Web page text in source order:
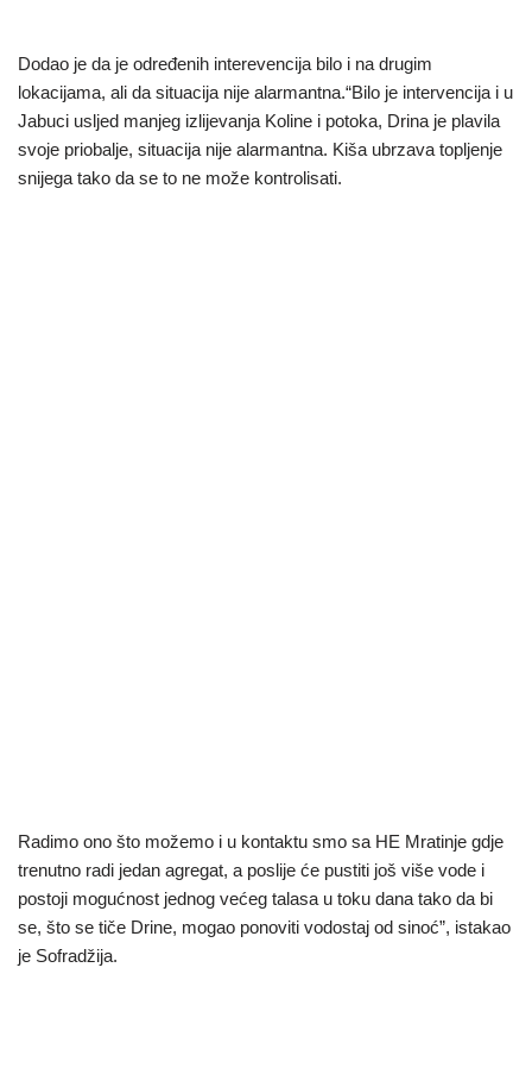
Dodao je da je određenih interevencija bilo i na drugim
lokacijama, ali da situacija nije alarmantna.“Bilo je intervencija i u
Jabuci usljed manjeg izlijevanja Koline i potoka, Drina je plavila
svoje priobalje, situacija nije alarmantna. Kiša ubrzava topljenje
snijega tako da se to ne može kontrolisati.
Radimo ono što možemo i u kontaktu smo sa HE Mratinje gdje
trenutno radi jedan agregat, a poslije će pustiti još više vode i
postoji mogućnost jednog većeg talasa u toku dana tako da bi
se, što se tiče Drine, mogao ponoviti vodostaj od sinoć”, istakao
je Sofradžija.